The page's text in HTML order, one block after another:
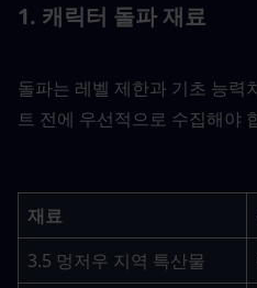
1. 캐릭터 돌파 재료
돌파는 레벨 제한과 기초 능력
트 전에 우선적으로 수집해야
재료
3.5 멍저우 지역 특산물